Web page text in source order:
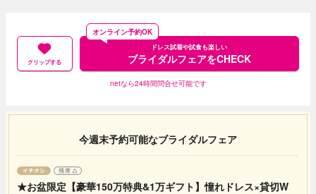
クリップする
ドレス試着や試食も楽しい
ブライダルフェアをCHECK
オンライン予約OK
netなら24時間問合せ可能です
今週末予約可能なブライダルフェア
★お盆限定【豪華150万特典&1万ギフト】憧れドレス×貸切W